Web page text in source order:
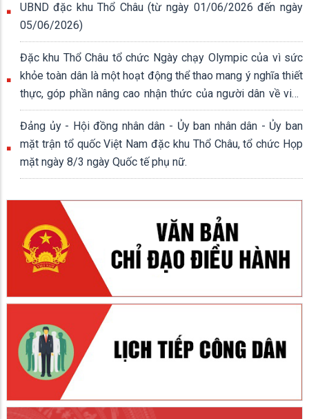
UBND đặc khu Thổ Châu (từ ngày 01/06/2026 đến ngày
05/06/2026)
Đặc khu Thổ Châu tổ chức Ngày chạy Olympic của vì sức
khỏe toàn dân là một hoạt động thể thao mang ý nghĩa thiết
thực, góp phần nâng cao nhận thức của người dân về việc
rèn luyện thân thể, xây dựng lối sống lành mạnh.
Đảng ủy - Hội đồng nhân dân - Ủy ban nhân dân - Ủy ban
mặt trận tổ quốc Việt Nam đặc khu Thổ Châu, tổ chức Họp
mặt ngày 8/3 ngày Quốc tế phụ nữ.